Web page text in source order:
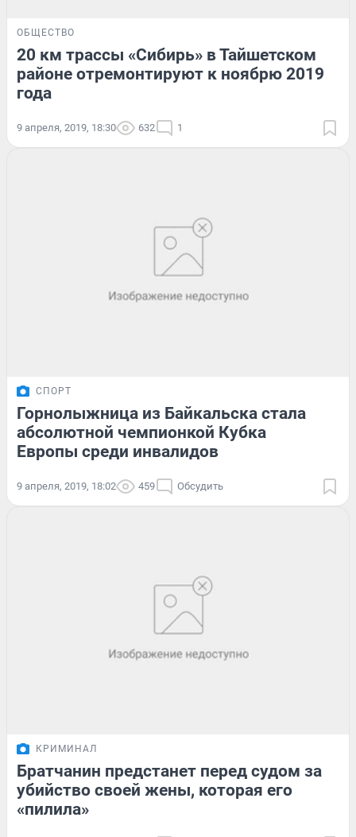
ОБЩЕСТВО
20 км трассы «Сибирь» в Тайшетском
районе отремонтируют к ноябрю 2019
года
9 апреля, 2019, 18:30 632 1
СПОРТ
Горнолыжница из Байкальска стала
абсолютной чемпионкой Кубка
Европы среди инвалидов
9 апреля, 2019, 18:02 459 Обсудить
КРИМИНАЛ
Братчанин предстанет перед судом за
убийство своей жены, которая его
«пилила»